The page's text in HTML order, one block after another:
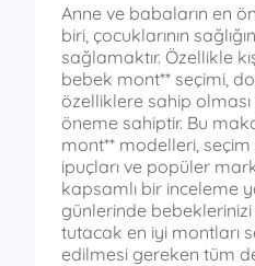
Anne ve babaların en
biri, çocuklarının
sağlamaktır. Özellikle
bebek mont** seçimi,
özelliklere sahip olması
öneme sahiptir. Bu
mont** modelleri, seçim
ipuçları ve popüler
kapsamlı bir inceleme
günlerinde bebeklerinizi
tutacak en iyi montları
edilmesi gereken tüm